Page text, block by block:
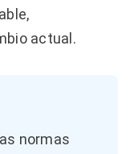
actual.
normas